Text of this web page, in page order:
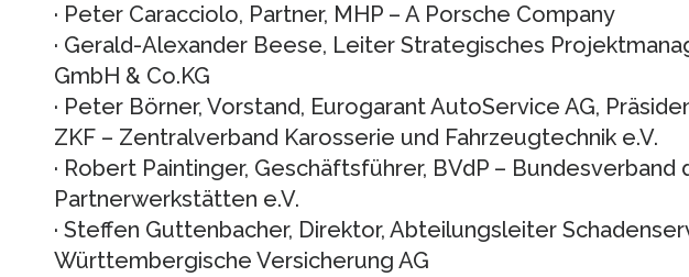
· Peter Caracciolo, Partner, MHP – A Porsche Company
· Gerald-Alexander Beese, Leiter Strategisches
GmbH & Co.KG
· Peter Börner, Vorstand, Eurogarant AutoService AG,
ZKF – Zentralverband Karosserie und Fahrzeugtechnik e.V.
· Robert Paintinger, Geschäftsführer, BVdP – Bundesverband
Partnerwerkstätten e.V.
· Steffen Guttenbacher, Direktor, Abteilungsleiter
Württembergische Versicherung AG